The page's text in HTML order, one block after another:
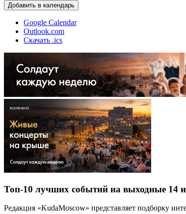
Добавить в календарь
Google Calendar
Outlook.com
Скачать .ics
Топ-10 лучших событий на выходные 14
Редакция «KudaMoscow» представляет подборку